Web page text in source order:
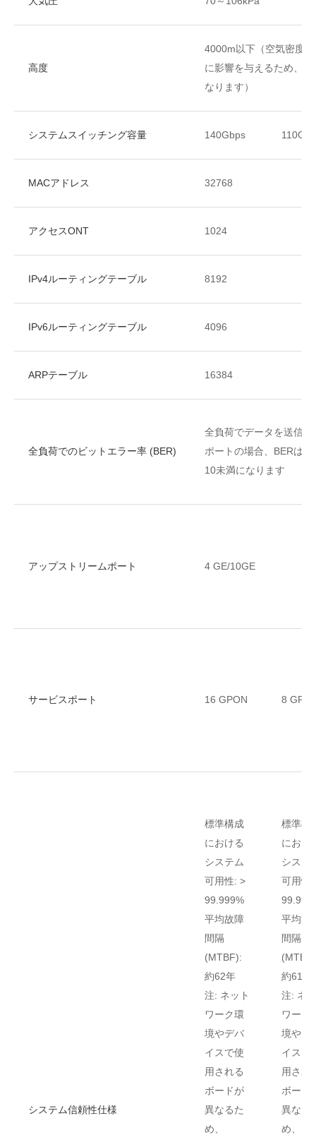
高度
4000m以下（空気密度
に影響を与えるため、
なります）
システムスイッチング容量 140Gbps
MACアドレス 32768
アクセスONT 1024
IPv4ルーティングテーブル 8192
IPv6ルーティングテーブル 4096
ARPテーブル 16384
全負荷でのビットエラー率 (BER)
全負荷でデータを送信す
ポートの場合、BERは
10未満になります
アップストリームポート 4 GE/10GE
サービスポート 16 GPON 8
システム信頼性仕様
標準構成
における
システム
可用性: >
99.999%
平均故障
間隔
(MTBF):
約62年
注: ネット
ワーク環
境やデバ
イスで使
用される
ボードが
異なるた
め、
標準構
におけ
システ
可用性:
平均故
間隔
約61年
注: ネ
ワーク
境やデ
イスで
用され
ボード
異なる
め、